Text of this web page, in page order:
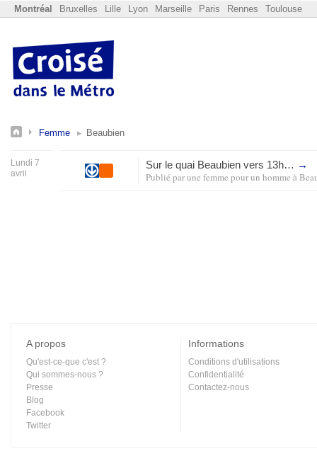
Montréal Bruxelles Lille Lyon Marseille Paris Rennes Toulouse
Femme Beaubien
Lundi 7
avril
Sur le quai Beaubien vers 13h… →
Publié parune femme pour un homme à
A propos
Qu'est-ce-que c'est ?
Qui sommes-nous ?
Presse
Blog
Facebook
Twitter
Informations
Conditions d'utilisations
Confidentialité
Contactez-nous